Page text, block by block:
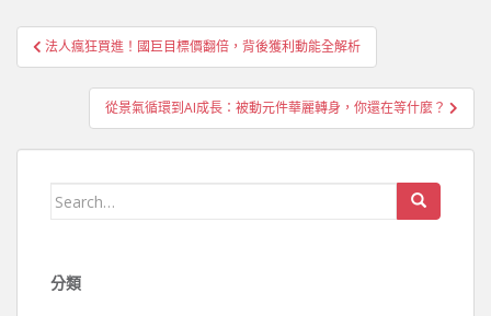
文
章
法人瘋狂買進！國巨目標價翻倍，背後獲利動能全解析
從景氣循環到AI成長：被動元件華麗轉身，你還在等什麼？
Search
分類